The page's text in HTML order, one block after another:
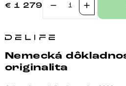
€ 1 279
množstvo
lavica
Flex
200
cm
Nemecká
originalita